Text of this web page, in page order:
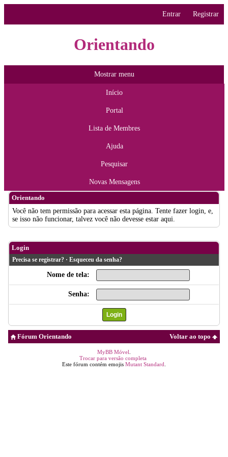
Entrar Registrar
Orientando
Mostrar menu
Início
Portal
Lista de Membres
Ajuda
Pesquisar
Novas Mensagens
Orientando
Você não tem permissão para acessar esta página. Tente fazer login, e,
se isso não funcionar, talvez você não devesse estar aqui.
Login
Precisa se registrar? · Esqueceu da senha?
Nome de tela:
Senha:
Voltar ao topo
Fórum Orientando
MyBB Móvel
Trocar para versão completa
Este fórum contém emojis Mutant Standard